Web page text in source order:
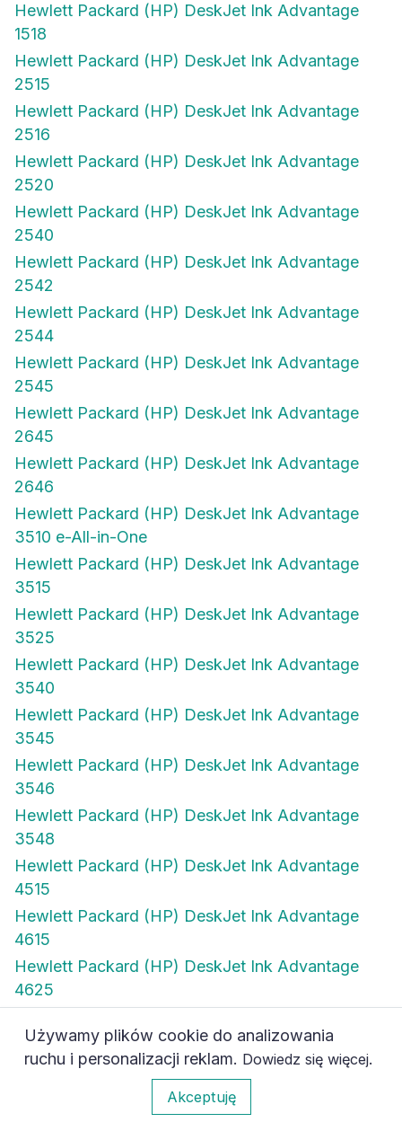
Hewlett Packard (HP) DeskJet Ink Advantage
1518
Hewlett Packard (HP) DeskJet Ink Advantage
2515
Hewlett Packard (HP) DeskJet Ink Advantage
2516
Hewlett Packard (HP) DeskJet Ink Advantage
2520
Hewlett Packard (HP) DeskJet Ink Advantage
2540
Hewlett Packard (HP) DeskJet Ink Advantage
2542
Hewlett Packard (HP) DeskJet Ink Advantage
2544
Hewlett Packard (HP) DeskJet Ink Advantage
2545
Hewlett Packard (HP) DeskJet Ink Advantage
2645
Hewlett Packard (HP) DeskJet Ink Advantage
2646
Hewlett Packard (HP) DeskJet Ink Advantage
3510 e-All-in-One
Hewlett Packard (HP) DeskJet Ink Advantage
3515
Hewlett Packard (HP) DeskJet Ink Advantage
3525
Hewlett Packard (HP) DeskJet Ink Advantage
3540
Hewlett Packard (HP) DeskJet Ink Advantage
3545
Hewlett Packard (HP) DeskJet Ink Advantage
3546
Hewlett Packard (HP) DeskJet Ink Advantage
3548
Hewlett Packard (HP) DeskJet Ink Advantage
4515
Hewlett Packard (HP) DeskJet Ink Advantage
4615
Hewlett Packard (HP) DeskJet Ink Advantage
4625
4645
Hewlett Packard (HP) DeskJet Ink Advantage
Hewlett Packard (HP) DeskJet Ink Advantage
Używamy plików cookie do analizowania
ruchu i personalizacji reklam. Dowiedz się więcej.
Akceptuję